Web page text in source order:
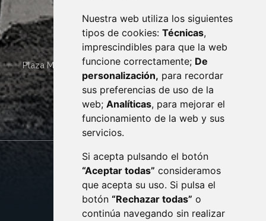
Nuestra web utiliza los siguientes
tipos de cookies: Técnicas,
imprescindibles para que la web
funcione correctamente; De
personalización, para recordar
sus preferencias de uso de la
web; Analíticas, para mejorar el
funcionamiento de la web y sus
servicios.
Si acepta pulsando el botón
“Aceptar todas” consideramos
que acepta su uso. Si pulsa el
botón “Rechazar todas” o
continúa navegando sin realizar
Plaza Mayor 4 22400 MONZÓN - ARAGÓN (ESPAÑA)
· (34) 974 400 700 ·
sac@monzon.es
monzon.es
CONTACTO
AVISO LEGAL
PROTECCIÓN DE DATOS
POLÍTICA DE COOKIES
ACCESIBILIDAD